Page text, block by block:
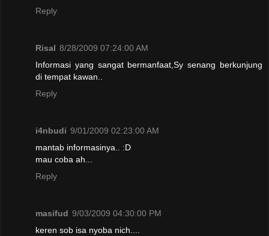
Reply
Risal 8/28/2009 07:24:00 AM
Informasi yang sangat bermanfaat,Sy senang berkunjung
di tempat kawan..
Reply
i4nbudi 9/01/2009 02:23:00 AM
mantab informasinya.. :D
mau coba ah...
Reply
masifud 9/03/2009 04:30:00 PM
keren sob isa nyoba nich....